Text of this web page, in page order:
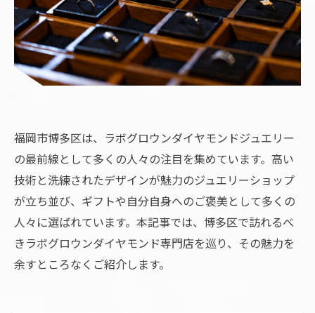
福岡市博多区は、ラボグロウンダイヤモンドジュエリー
の最前線として多くの人々の注目を集めています。高い
技術と洗練されたデザインが魅力のジュエリーショップ
が立ち並び、ギフトや自分自身へのご褒美として多くの
人々に選ばれています。本記事では、博多区で訪れるべ
きラボグロウンダイヤモンド専門店を巡り、その魅力を
余すところなくご紹介します。